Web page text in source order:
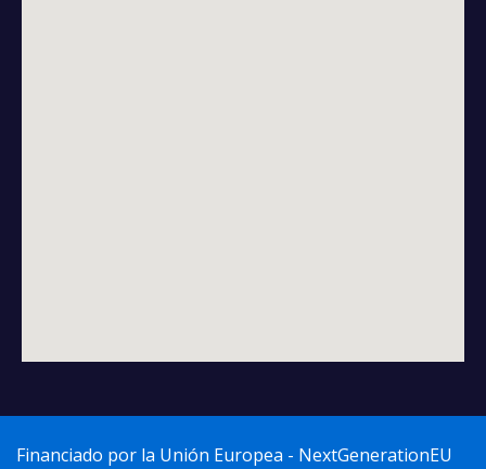
Financiado por la Unión Europea - NextGenerationEU